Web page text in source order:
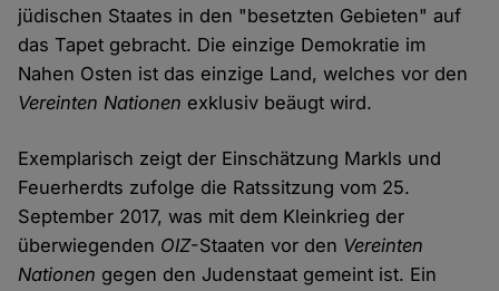
jüdischen Staates in den "besetzten Gebieten" auf
das Tapet gebracht. Die einzige Demokratie im
Nahen Osten ist das einzige Land, welches vor den
Vereinten Nationen exklusiv beäugt wird.
Exemplarisch zeigt der Einschätzung Markls und
Feuerherdts zufolge die Ratssitzung vom 25.
September 2017, was mit dem Kleinkrieg der
überwiegenden OIZ-Staaten vor den Vereinten
Nationen gegen den Judenstaat gemeint ist. Ein